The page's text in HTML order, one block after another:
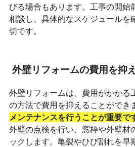
びる場合もあります。工事の開始
相談し、具体的なスケジュールを
切です。
外壁リフォームの費用を抑
外壁リフォームは、費用がかかる
の方法で費用を抑えることができ
メンテナンスを行うことが重要で
外壁の点検を行い、窓枠や外壁材
ックします。亀裂やひび割れを早